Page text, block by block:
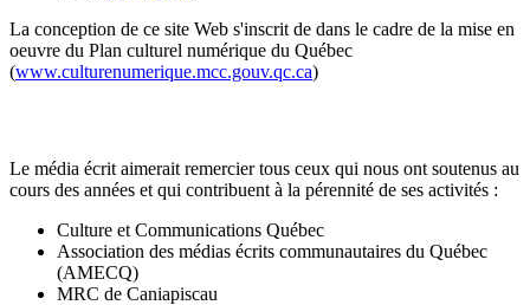
La conception de ce site Web s'inscrit de dans le cadre de la mise en
oeuvre du Plan culturel numérique du Québec
(www.culturenumerique.mcc.gouv.qc.ca)
Le média écrit aimerait remercier tous ceux qui nous ont soutenus au
cours des années et qui contribuent à la pérennité de ses activités :
Culture et Communications Québec
Association des médias écrits communautaires du Québec
(AMECQ)
MRC de Caniapiscau